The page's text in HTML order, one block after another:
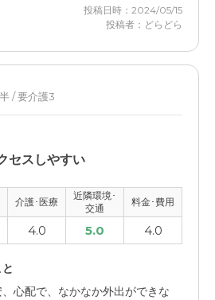
、必要十分と思う。過度な設備が費
満は感じていない。まだそこまで
、必要十分と認識。
について
く施設と認識。
ないものと認識。とても安価とい
ビスに対して妥当な金額と認識。
投稿日時：2024/05/15
投稿者：どらどら
/ 要介護3
セスしやすい
介護･医療
近隣環境･
交通
料金･費用
4.0 5.0 4.0
心配で、なかなか外出ができな